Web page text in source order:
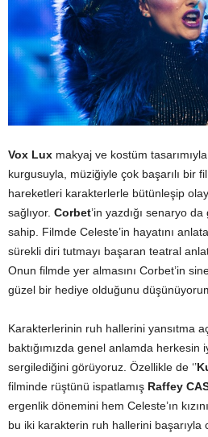
Vox Lux makyaj ve kostüm
kurgusuyla, müziğiyle çok başarılı bir
hareketleri karakterlerle bütünleşip
sağlıyor. Corbet’in yazdığı senaryo
sahip. Filmde Celeste’in hayatını
sürekli diri tutmayı başaran teatral
Onun filmde yer almasını Corbet’in
güzel bir hediye olduğunu
Karakterlerinin ruh hallerini yansıtma
baktığımızda genel anlamda herkesin
sergilediğini görüyoruz. Özellikle de ‘’
filminde rüştünü ispatlamış Raffey
ergenlik dönemini hem Celeste’ın
bu iki karakterin ruh hallerini başarıyla